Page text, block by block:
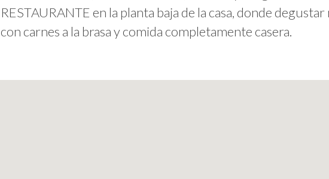
RESTAURANTE en la planta baja de la casa, donde
con carnes a la brasa y comida completamente casera.